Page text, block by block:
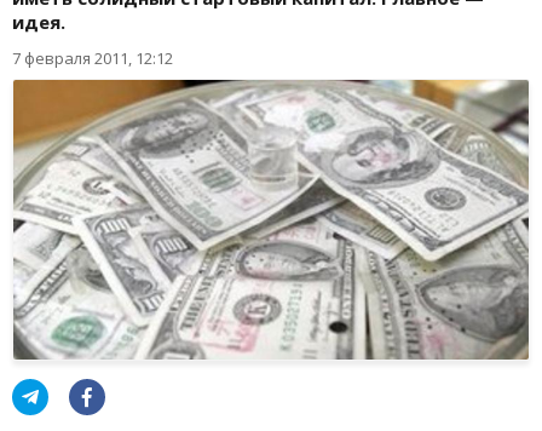
идея.
7 февраля 2011, 12:12